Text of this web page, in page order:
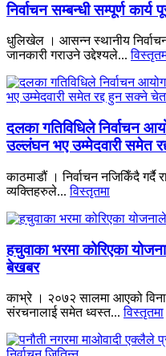
निर्वाचन सम्बन्धी सम्पूर्ण
धुलिखेल । आसन्न स्थानीय
जानकारी गराउने उद्देश्यले...
दलका गतिविधिले निर्वाचन
उल्लंघन भए उम्मेदवारी समेत
काठमाडौं । निर्वाचन नजिकिँदै गर्दै
व्यक्तिहरुले...विस्तृतमा
हचुवाका भरमा कोरिएका
बेखबर
काभ्रे । २०७२ सालमा आएको
संरचनालाई समेत ध्वस्त...विस्तृतमा